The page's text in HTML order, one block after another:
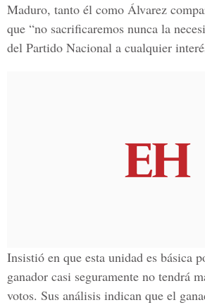
Maduro, tanto él como Álvarez
que “no sacrificaremos nunca la
del Partido Nacional a cualquier
Insistió en que esta unidad es básica
ganador casi seguramente no tendrá
votos. Sus análisis indican que el